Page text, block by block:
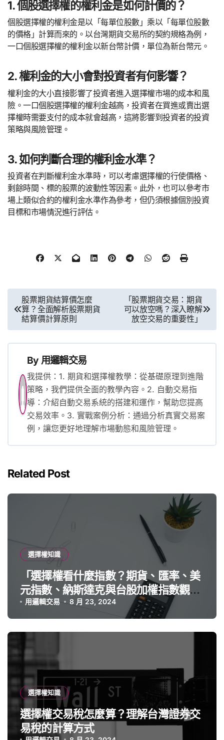
1. 個股選擇權的權利金是如何計價的？
個股選擇權的權利金是以「每單位股數」乘以「每單位股數
的價格」計算而來的。以台灣期貨交易所的契約規格為例，
一口個股選擇權的權利金以新台幣計價，單位為新台幣元。
2. 權利金的大小會對投資者有何影響？
權利金的大小直接影響了投資者進入選擇權市場的成本和風
險。一口個股選擇權的權利金越高，投資者在買進或賣出選
擇權時需要支付的成本就會越高，這將影響到投資者的投資
策略與風險管理。
3. 如何判斷合理的權利金水準？
投資者在判斷權利金水準時，可以考慮選擇權的行使價格、
剩餘時間、標的股票的波動性等因素。此外，也可以參考市
場上類似合約的權利金水準作為參考，但仍須根據個別投資
目標和市場情況進行評估。
章
導
覽
股票期貨結算價怎麼
算？全面解析股票期貨
結算價計算原則
「股票期貨交易：期貨
可以放空嗎？深入瞭解
放空交易的重要性」
By 用邏輯交易
我提供：1. 期貨和選擇權教學：從基礎原理到進階
策略，我們提供全面的教學內容。2. 自動交易指
導：介紹自動交易系統的搭建和運作，幫助您提高
交易效率。3. 實戰案例分析：通過分析真實交易案
例，讓您更好地理解市場動態和風險管理。
Related Post
選擇權知識
「選擇權看什麼指數？期貨、匯率、美
元指數、納斯達克與台股加權指數觀察
重點」
用邏輯交易 8 月 23, 2024
選擇權知識
選擇權交易稅怎麼算？理解台灣證券交
易稅的計算方式